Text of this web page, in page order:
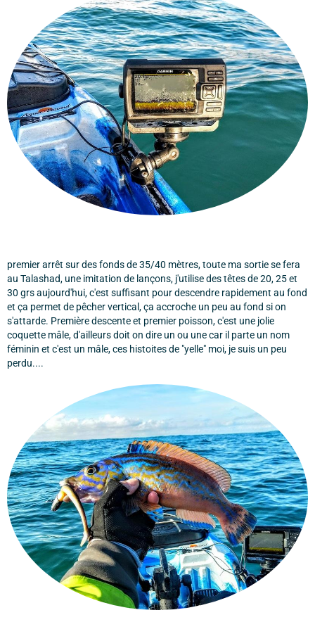
premier arrêt sur des fonds de 35/40 mètres, toute ma sortie se fera
au Talashad, une imitation de lançons, j'utilise des têtes de 20, 25 et
30 grs aujourd'hui, c'est suffisant pour descendre rapidement au fond
et ça permet de pêcher vertical, ça accroche un peu au fond si on
s'attarde. Première descente et premier poisson, c'est une jolie
coquette mâle, d'ailleurs doit on dire un ou une car il parte un nom
féminin et c'est un mâle, ces histoites de "yelle" moi, je suis un peu
perdu....